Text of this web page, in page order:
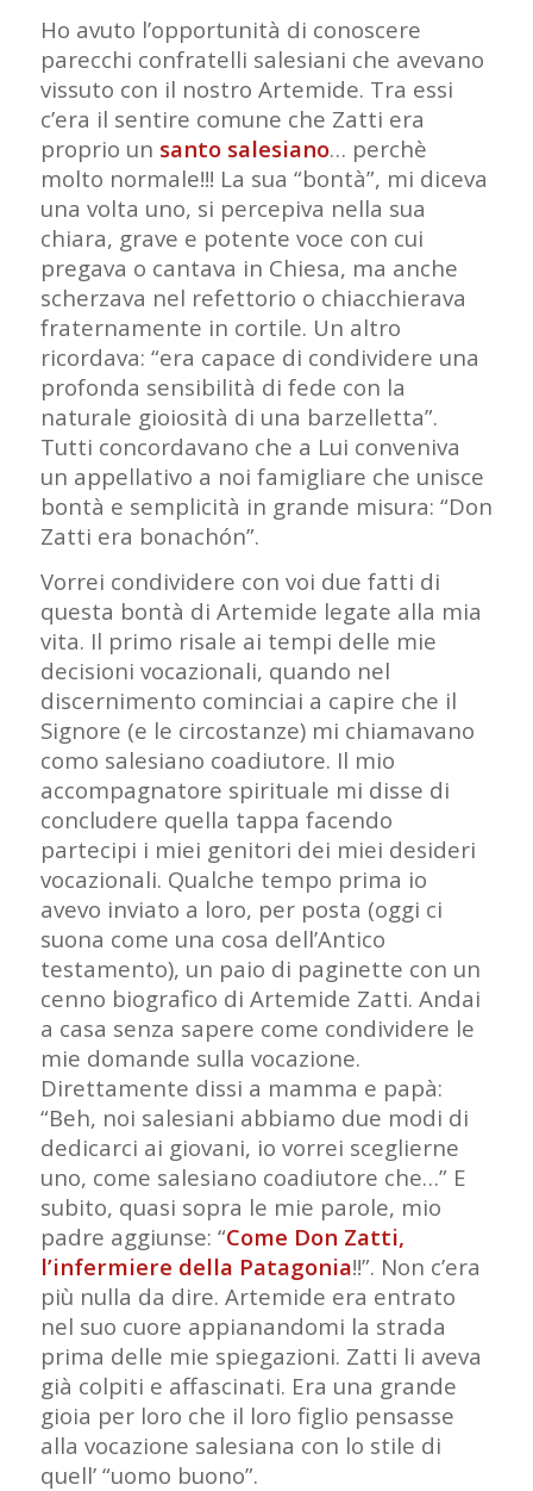
Ho avuto l’opportunità di conoscere
parecchi confratelli salesiani che avevano
vissuto con il nostro Artemide. Tra essi
c’era il sentire comune che Zatti era
proprio un santo salesiano… perchè
molto normale!!! La sua “bontà”, mi diceva
una volta uno, si percepiva nella sua
chiara, grave e potente voce con cui
pregava o cantava in Chiesa, ma anche
scherzava nel refettorio o chiacchierava
fraternamente in cortile. Un altro
ricordava: “era capace di condividere una
profonda sensibilità di fede con la
naturale gioiosità di una barzelletta”.
Tutti concordavano che a Lui conveniva
un appellativo a noi famigliare che unisce
bontà e semplicità in grande misura: “Don
Zatti era bonachón”.
Vorrei condividere con voi due fatti di
questa bontà di Artemide legate alla mia
vita. Il primo risale ai tempi delle mie
decisioni vocazionali, quando nel
discernimento cominciai a capire che il
Signore (e le circostanze) mi chiamavano
como salesiano coadiutore. Il mio
accompagnatore spirituale mi disse di
concludere quella tappa facendo
partecipi i miei genitori dei miei desideri
vocazionali. Qualche tempo prima io
avevo inviato a loro, per posta (oggi ci
suona come una cosa dell’Antico
testamento), un paio di paginette con un
cenno biografico di Artemide Zatti. Andai
a casa senza sapere come condividere le
mie domande sulla vocazione.
Direttamente dissi a mamma e papà:
“Beh, noi salesiani abbiamo due modi di
dedicarci ai giovani, io vorrei sceglierne
uno, come salesiano coadiutore che…” E
subito, quasi sopra le mie parole, mio
padre aggiunse: “Come Don Zatti,
l’infermiere della Patagonia!!”. Non c’era
più nulla da dire. Artemide era entrato
nel suo cuore appianandomi la strada
prima delle mie spiegazioni. Zatti li aveva
già colpiti e affascinati. Era una grande
gioia per loro che il loro figlio pensasse
alla vocazione salesiana con lo stile di
quell’ “uomo buono”.